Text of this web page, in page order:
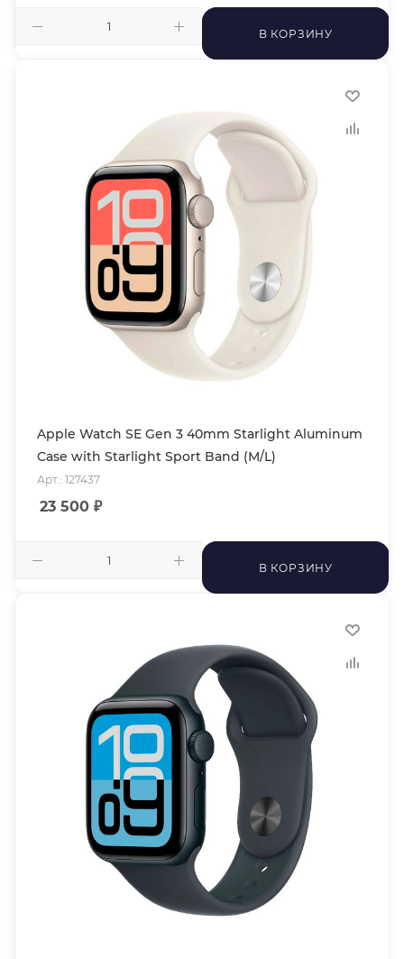
В КОРЗИНУ
Apple Watch SE Gen 3 40mm Starlight Aluminum
Case with Starlight Sport Band (M/L)
Арт.: 127437
23 500 ₽
В КОРЗИНУ